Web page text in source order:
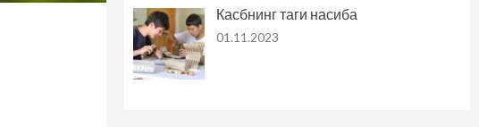
Касбнинг таги насиба
01.11.2023